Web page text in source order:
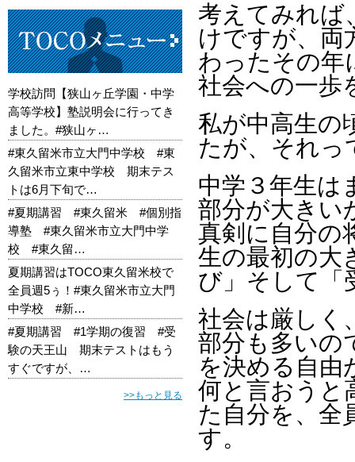
考えてみれば
けですが、両
わったその年
社会への一歩
私が中高生の
たが、それっ
中学３年生は
部分が大きい
真剣に自分の
生の最初の大
び」そして「
社会は厳しく
部分も多いの
を決める自由
何と言おうと
た自分を、全
す。
学校訪問【狭山ヶ丘学園・中学
高等学校】塾説明会に行ってき
ました。#狭山ヶ…
#東久留米市立大門中学校 #東
久留米市立東中学校 期末テス
トは6月下旬で…
#夏期講習 #東久留米 #個別指
導塾 #東久留米市立大門中学
校 #東久留…
夏期講習はTOCO東久留米校で
全員週5ぅ！#東久留米市立大門
中学校 #新…
#夏期講習 #1学期の復習 #受
験の天王山 期末テストはもう
すぐですが、…
>>もっと見る